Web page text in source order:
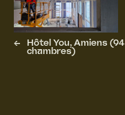
← Hôtel You, Amiens (94
chambres)